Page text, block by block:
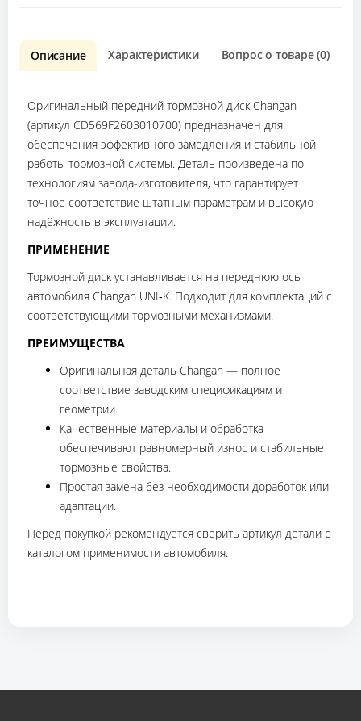
Описание Характеристики Вопрос о товаре (0)
Оригинальный передний тормозной диск Changan
(артикул CD569F2603010700) предназначен для
обеспечения эффективного замедления и стабильной
работы тормозной системы. Деталь произведена по
технологиям завода-изготовителя, что гарантирует
точное соответствие штатным параметрам и высокую
надёжность в эксплуатации.
ПРИМЕНЕНИЕ
Тормозной диск устанавливается на переднюю ось
автомобиля Changan UNI‑K. Подходит для комплектаций с
соответствующими тормозными механизмами.
ПРЕИМУЩЕСТВА
Оригинальная деталь Changan — полное
соответствие заводским спецификациям и
геометрии.
Качественные материалы и обработка
обеспечивают равномерный износ и стабильные
тормозные свойства.
Простая замена без необходимости доработок или
адаптации.
Перед покупкой рекомендуется сверить артикул детали с
каталогом применимости автомобиля.